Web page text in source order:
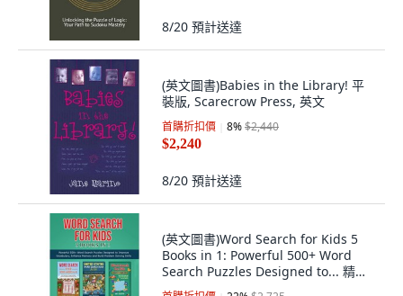
8/20 預計送達
(英文圖書)Babies in the Library! 平
裝版, Scarecrow Press, 英文
首購折扣價 8%$2,440
$2,240
8/20 預計送達
(英文圖書)Word Search for Kids 5
Books in 1: Powerful 500+ Word
Search Puzzles Designed to... 精裝
版, Abe Robson, 英文